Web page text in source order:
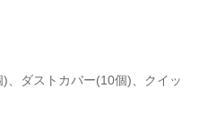
、ダストカバー(10個)、クイッ